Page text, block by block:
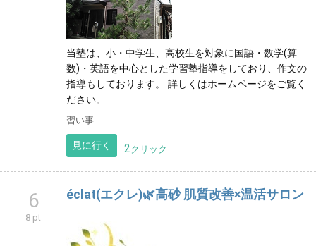
当塾は、小・中学生、高校生を対象に国語・数学(算
数)・英語を中心とした学習塾指導をしており、作文の
指導もしております。 詳しくはホームページをご覧く
ださい。
習い事
見に行く 2クリック
6
8 pt
éclat(エクレ)🌿高砂 肌質改善×温活サロン